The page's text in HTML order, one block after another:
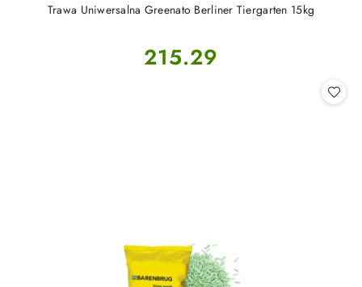
Trawa Uniwersalna Greenato Berliner Tiergarten 15kg
Cena:
215.29